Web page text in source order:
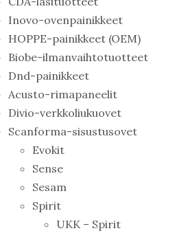
Inovo-ovenpainikkeet
HOPPE-painikkeet (OEM)
Biobe-ilmanvaihtotuotteet
Dnd-painikkeet
Acusto-rimapaneelit
Divio-verkkoliukuovet
Scanforma-sisustusovet
Evokit
Sense
Sesam
Spirit
UKK – Spirit